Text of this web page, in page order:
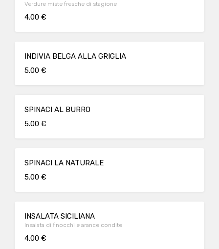
Verdure miste fresche di stagione
4.00 €
INDIVIA BELGA ALLA GRIGLIA
5.00 €
SPINACI AL BURRO
5.00 €
SPINACI LA NATURALE
5.00 €
INSALATA SICILIANA
Insalata di finocchi e arance condite
4.00 €